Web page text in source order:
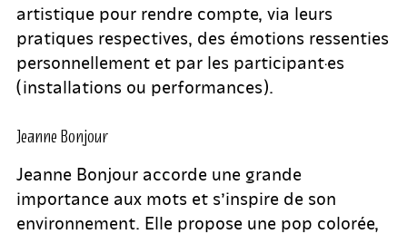
artistique pour rendre compte, via leurs
pratiques respectives, des émotions ressenties
personnellement et par les participant·es
(installations ou performances).
Jeanne Bonjour
Jeanne Bonjour accorde une grande
importance aux mots et s’inspire de son
environnement. Elle propose une pop colorée,